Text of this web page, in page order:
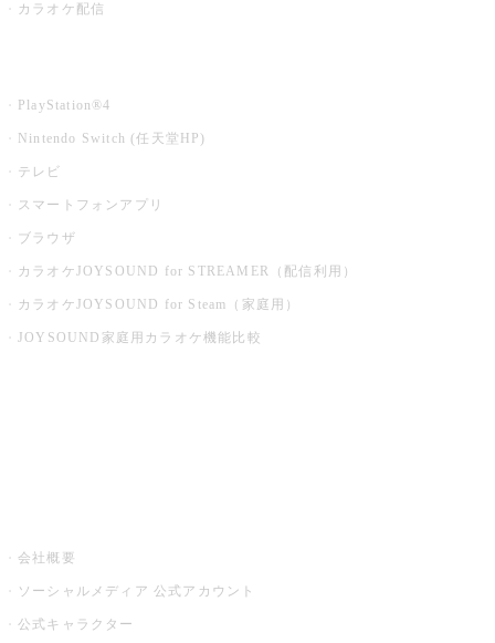
カラオケ配信
PlayStation®4
Nintendo Switch (任天堂HP)
テレビ
スマートフォンアプリ
ブラウザ
カラオケJOYSOUND for STREAMER（配信利用）
カラオケJOYSOUND for Steam（家庭用）
JOYSOUND家庭用カラオケ機能比較
会社概要
ソーシャルメディア 公式アカウント
公式キャラクター